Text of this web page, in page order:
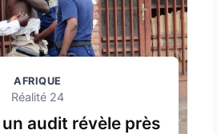
AFRIQUE
Réalité 24
un audit révèle près